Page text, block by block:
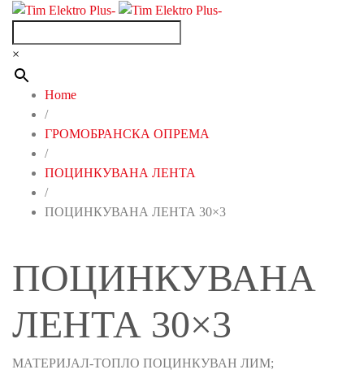
×
Home
/
ГРОМОБРАНСКА ОПРЕМА
/
ПОЦИНКУВАНА ЛЕНТА
/
ПОЦИНКУВАНА ЛЕНТА 30×3
ПОЦИНКУВАНА
ЛЕНТА 30×3
МАТЕРИЈАЛ-ТОПЛО ПОЦИНКУВАН ЛИМ;